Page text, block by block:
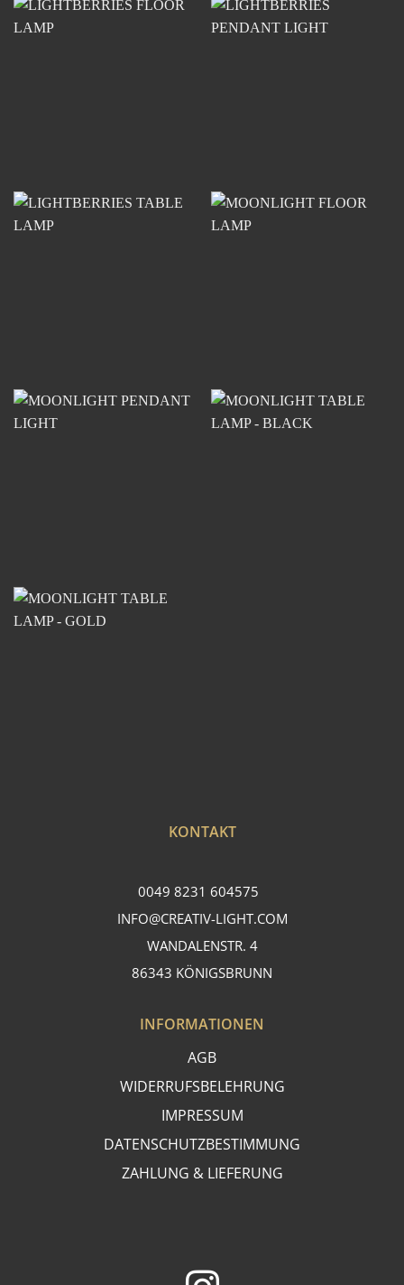
KONTAKT
0049 8231 604575
INFO@CREATIV-LIGHT.COM
WANDALENSTR. 4
86343 KÖNIGSBRUNN
INFORMATIONEN
AGB
WIDERRUFSBELEHRUNG
IMPRESSUM
DATENSCHUTZBESTIMMUNG
ZAHLUNG & LIEFERUNG